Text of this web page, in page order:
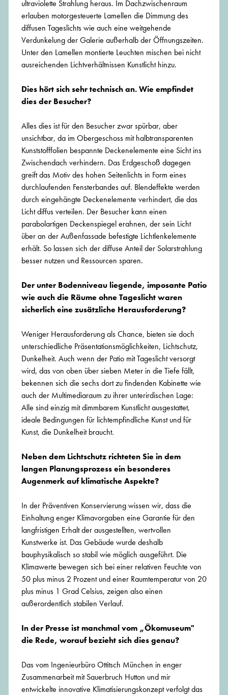
ultraviolette Strahlung heraus. Im Dachzwischenraum
erlauben motorgesteuerte Lamellen die Dimmung des
diffusen Tageslichts wie auch eine weitgehende
Verdunkelung der Galerie außerhalb der Öffnungszeiten.
Unter den Lamellen montierte Leuchten mischen bei nicht
ausreichenden Lichtverhältnissen Kunstlicht hinzu.
Dies hört sich sehr technisch an. Wie empfindet
dies der Besucher?
Alles dies ist für den Besucher zwar spürbar, aber
unsichtbar, da im Obergeschoss mit halbtransparenten
Kunststofffolien bespannte Deckenelemente eine Sicht ins
Zwischendach verhindern. Das Erdgeschoß dagegen
greift das Motiv des hohen Seitenlichts in Form eines
durchlaufenden Fensterbandes auf. Blendeffekte werden
durch eingehängte Deckenelemente verhindert, die das
Licht diffus verteilen. Der Besucher kann einen
parabolartigen Deckenspiegel erahnen, der sein Licht
über an der Außenfassade befestigte Lichtlenkelemente
erhält. So lassen sich der diffuse Anteil der Solarstrahlung
besser nutzen und Ressourcen sparen.
Der unter Bodenniveau liegende, imposante Patio
wie auch die Räume ohne Tageslicht waren
sicherlich eine zusätzliche Herausforderung?
Weniger Herausforderung als Chance, bieten sie doch
unterschiedliche Präsentationsmöglichkeiten, Lichtschutz,
Dunkelheit. Auch wenn der Patio mit Tageslicht versorgt
wird, das von oben über sieben Meter in die Tiefe fällt,
bekennen sich die sechs dort zu findenden Kabinette wie
auch der Multimediaraum zu ihrer unterirdischen Lage:
Alle sind einzig mit dimmbarem Kunstlicht ausgestattet,
ideale Bedingungen für lichtempfindliche Kunst und für
Kunst, die Dunkelheit braucht.
Neben dem Lichtschutz richteten Sie in dem
langen Planungsprozess ein besonderes
Augenmerk auf klimatische Aspekte?
In der Präventiven Konservierung wissen wir, dass die
Einhaltung enger Klimavorgaben eine Garantie für den
langfristigen Erhalt der ausgestellten, wertvollen
Kunstwerke ist. Das Gebäude wurde deshalb
bauphysikalisch so stabil wie möglich ausgeführt. Die
Klimawerte bewegen sich bei einer relativen Feuchte von
50 plus minus 2 Prozent und einer Raumtemperatur von 20
plus minus 1 Grad Celsius, zeigen also einen
außerordentlich stabilen Verlauf.
In der Presse ist manchmal vom „Ökomuseum"
die Rede, worauf bezieht sich dies genau?
Das vom Ingenieurbüro Ottitsch München in enger
Zusammenarbeit mit Sauerbruch Hutton und mir
entwickelte innovative Klimatisierungskonzept verfolgt das